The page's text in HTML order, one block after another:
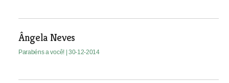
Ângela Neves
Parabéns a você! | 30-12-2014